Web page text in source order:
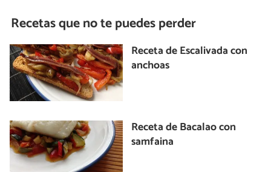
Recetas que no te puedes perder
Receta de Escalivada con
anchoas
Receta de Bacalao con
samfaina